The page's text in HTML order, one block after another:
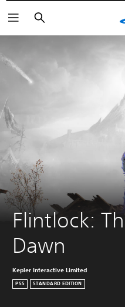
Pesquisar
Flintlock:
Dawn
Kepler Interactive Limited
PS5 STANDARD EDITION